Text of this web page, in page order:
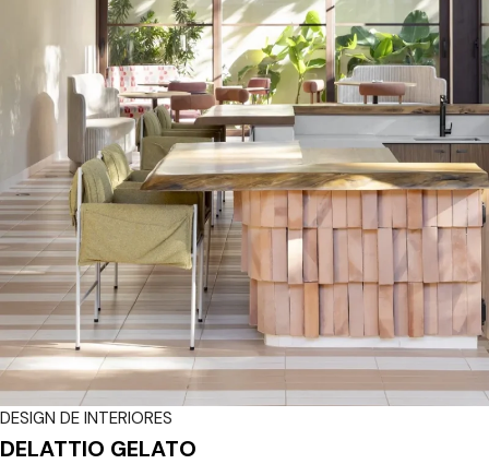
DESIGN DE INTERIORES
DELATTIO GELATO